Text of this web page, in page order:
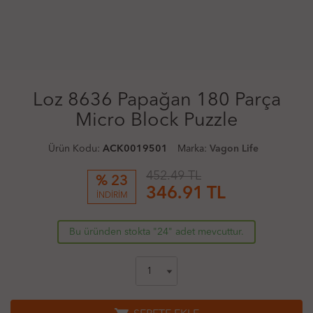
Loz 8636 Papağan 180 Parça
Micro Block Puzzle
Ürün Kodu: ACK0019501 Marka: Vagon Life
% 23
İNDİRİM
452.49 TL
346.91 TL
Bu üründen stokta "24" adet mevcuttur.